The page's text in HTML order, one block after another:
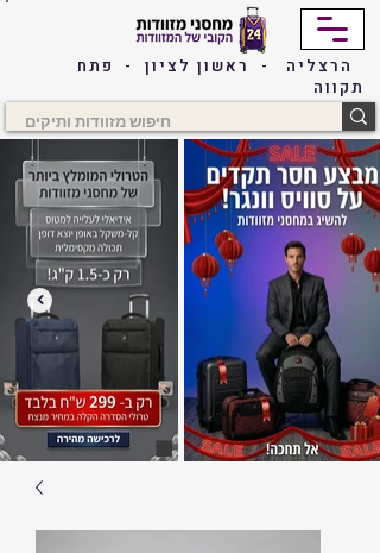
הרצליה - ראשון לציון - פתח
תקווה